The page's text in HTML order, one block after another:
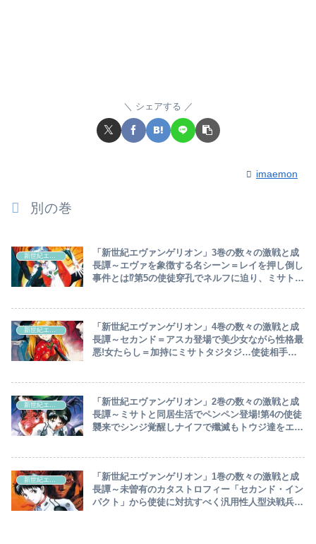
シェアする
imaemon
別の巻
新世紀エヴァンゲリオン
「新世紀エヴァンゲリオン」3巻の数々の激戦と成
長譚～エヴァを象徴する名シーン＝レイを押し倒し
事件とは⁉第5の使徒穿孔でネルフに迫り、ミサト大
新世紀エヴァンゲリオン
「新世紀エヴァンゲリオン」4巻の数々の激戦と成
長譚～セカンド＝アスカ登場で美少女ながら性格最
悪!女たらし＝加持にミサトタジタジ…使徒相手に
新世紀エヴァンゲリオン
「新世紀エヴァンゲリオン」2巻の数々の激戦と成
長譚～ミサトと同居生活でペンペン登場!第4の使徒
襲来でシンジ覚醒しナイフで殲滅もトウジ達をエン
新世紀エヴァンゲリオン
「新世紀エヴァンゲリオン」1巻の数々の激戦と成
長譚～未曽有のカタストロフィー「セカンド・イン
パクト」から使徒に対抗すべく汎用性人型決戦兵器